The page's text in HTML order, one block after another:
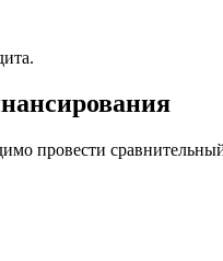
провести